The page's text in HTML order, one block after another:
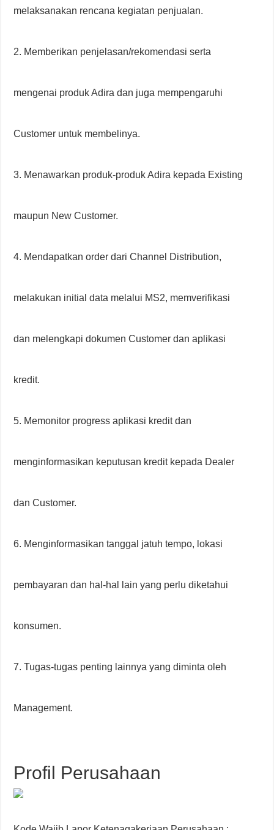
melaksanakan rencana kegiatan penjualan.
2. Memberikan penjelasan/rekomendasi serta
mengenai produk Adira dan juga mempengaruhi
Customer untuk membelinya.
3. Menawarkan produk-produk Adira kepada Existing
maupun New Customer.
4. Mendapatkan order dari Channel Distribution,
melakukan initial data melalui MS2, memverifikasi
dan melengkapi dokumen Customer dan aplikasi
kredit.
5. Memonitor progress aplikasi kredit dan
menginformasikan keputusan kredit kepada Dealer
dan Customer.
6. Menginformasikan tanggal jatuh tempo, lokasi
pembayaran dan hal-hal lain yang perlu diketahui
konsumen.
7. Tugas-tugas penting lainnya yang diminta oleh
Management.
Profil Perusahaan